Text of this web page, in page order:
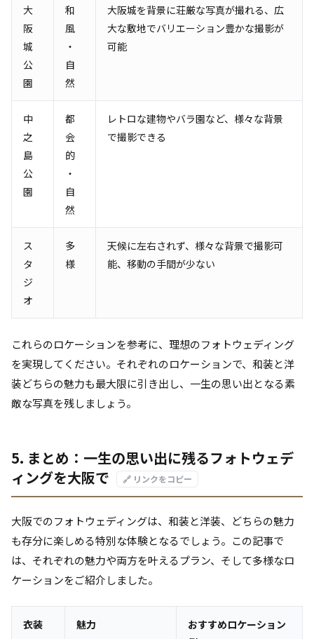
大
阪
城
公
園
和
風
・
自
然
大阪城を背景に荘厳な写真が撮れる、広
大な敷地でバリエーション豊かな撮影が
可能
中
之
島
公
園
都
会
的
・
自
然
レトロな建物やバラ園など、様々な背景
で撮影できる
ス
タ
ジ
オ
多
様
天候に左右されず、様々な背景で撮影可
能、移動の手間が少ない
これらのロケーションを参考に、理想のフォトウェディング
を実現してください。それぞれのロケーションで、和装と洋
装どちらの魅力も最大限に引き出し、一生の思い出となる素
敵な写真を残しましょう。
5. まとめ：一生の思い出に残るフォトウェデ
ィングを大阪で
🔗 リンクをコピー
大阪でのフォトウェディングは、和装と洋装、どちらの魅力
も存分に楽しめる特別な体験となるでしょう。この記事で
は、それぞれの魅力や両方を叶えるプラン、そして多様なロ
ケーションをご紹介しました。
衣装 魅力
おすすめロケーション